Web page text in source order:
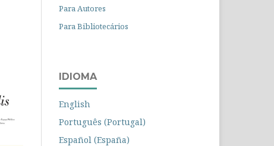
Para Autores
Para Bibliotecários
IDIOMA
English
Português (Portugal)
Español (España)